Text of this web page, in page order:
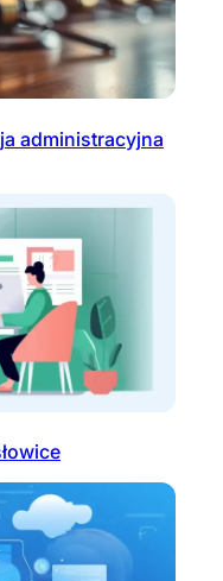
administracyjna